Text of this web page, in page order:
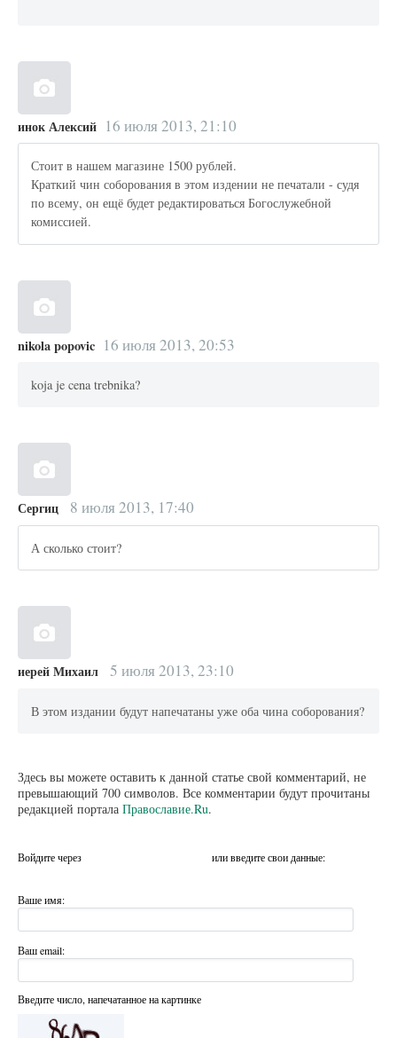
инок Алексий 16 июля 2013, 21:10
Стоит в нашем магазине 1500 рублей.
Краткий чин соборования в этом издении не печатали - судя
по всему, он ещё будет редактироваться Богослужебной
комиссией.
nikola popovic 16 июля 2013, 20:53
koja je cena trebnika?
Сергиц 8 июля 2013, 17:40
А сколько стоит?
иерей Михаил 5 июля 2013, 23:10
В этом издании будут напечатаны уже оба чина соборования?
Здесь вы можете оставить к данной статье свой комментарий, не
превышающий 700 символов. Все комментарии будут прочитаны
редакцией портала Православие.Ru.
Войдите через или введите свои данные:
Ваше имя:
Ваш email:
Введите число, напечатанное на картинке